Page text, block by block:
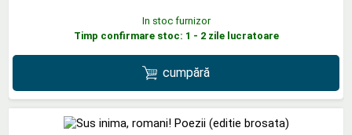
In stoc furnizor
Timp confirmare stoc: 1 - 2 zile lucratoare
cumpără